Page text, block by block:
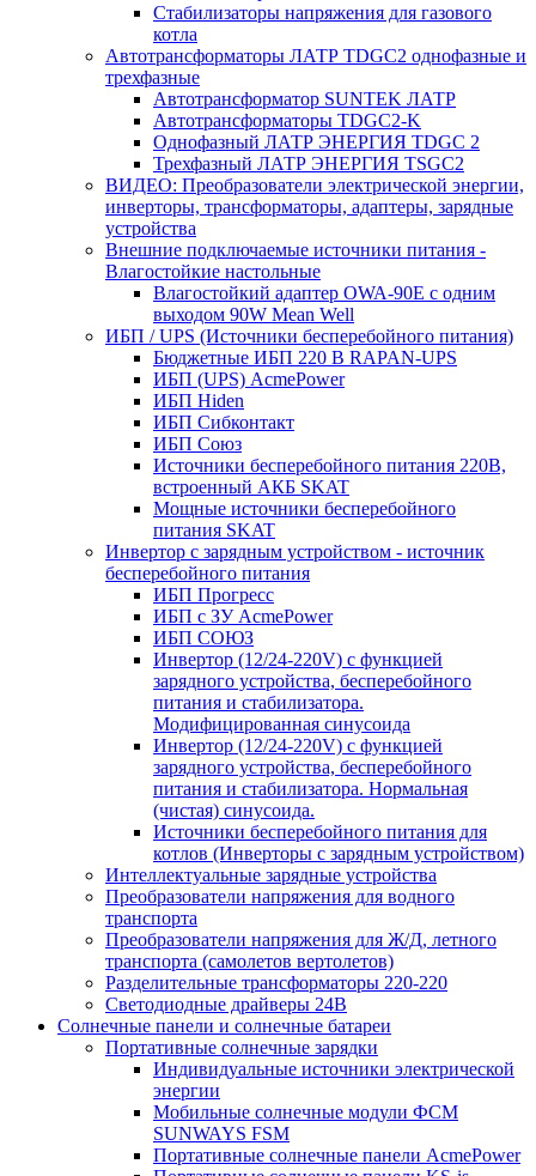
Стабилизаторы напряжения для газового
котла
Автотрансформаторы ЛАТР TDGC2 однофазные и
трехфазные
Автотрансформатор SUNTEK ЛАТР
Автотрансформаторы TDGC2-K
Однофазный ЛАТР ЭНЕРГИЯ TDGC 2
Трехфазный ЛАТР ЭНЕРГИЯ TSGC2
ВИДЕО: Преобразователи электрической энергии,
инверторы, трансформаторы, адаптеры, зарядные
устройства
Внешние подключаемые источники питания -
Влагостойкие настольные
Влагостойкий адаптер OWA-90E с одним
выходом 90W Mean Well
ИБП / UPS (Источники бесперебойного питания)
Бюджетные ИБП 220 В RAPAN-UPS
ИБП (UPS) AcmePower
ИБП Hiden
ИБП Сибконтакт
ИБП Союз
Источники бесперебойного питания 220В,
встроенный АКБ SKAT
Мощные источники бесперебойного
питания SKAT
Инвертор с зарядным устройством - источник
бесперебойного питания
ИБП Прогресс
ИБП с ЗУ AcmePower
ИБП СОЮЗ
Инвертор (12/24-220V) с функцией
зарядного устройства, бесперебойного
питания и стабилизатора.
Модифицированная синусоида
Инвертор (12/24-220V) с функцией
зарядного устройства, бесперебойного
питания и стабилизатора. Нормальная
(чистая) синусоида.
Источники бесперебойного питания для
котлов (Инверторы с зарядным устройством)
Интеллектуальные зарядные устройства
Преобразователи напряжения для водного
транспорта
Преобразователи напряжения для Ж/Д, летного
транспорта (самолетов вертолетов)
Разделительные трансформаторы 220-220
Светодиодные драйверы 24В
Солнечные панели и солнечные батареи
Портативные солнечные зарядки
Индивидуальные источники электрической
энергии
Мобильные солнечные модули ФСМ
SUNWAYS FSM
Портативные солнечные панели AcmePower